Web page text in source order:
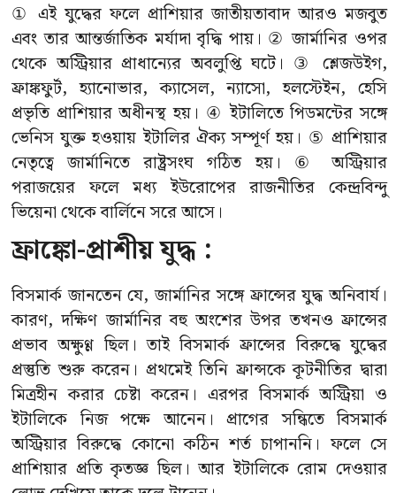
① এই যুদ্ধের ফলে প্রাশিয়ার জাতীয়তাবাদ আরও মজবুত
এবং তার আন্তর্জাতিক মর্যাদা বৃদ্ধি পায়। ② জার্মানির ওপর
থেকে অস্ট্রিয়ার প্রাধান্যের অবলুপ্তি ঘটে। ③ শ্লেজউইগ,
ফ্রাঙ্কফুর্ট, হ্যানোভার, ক্যাসেল, ন্যাসো, হলস্টেইন, হেসি
প্রভৃতি প্রাশিয়ার অধীনস্থ হয়। ④ ইটালিতে পিডমন্টের সঙ্গে
ভেনিস যুক্ত হওয়ায় ইটালির ঐক্য সম্পূর্ণ হয়। ⑤ প্রাশিয়ার
নেতৃত্বে জার্মানিতে রাষ্ট্রসংঘ গঠিত হয়। ⑥ অস্ট্রিয়ার
পরাজয়ের ফলে মধ্য ইউরোপের রাজনীতির কেন্দ্রবিন্দু
ভিয়েনা থেকে বার্লিনে সরে আসে।
ফ্রাঙ্কো-প্রাশীয় যুদ্ধ :
বিসমার্ক জানতেন যে, জার্মানির সঙ্গে ফ্রান্সের যুদ্ধ অনিবার্য।
কারণ, দক্ষিণ জার্মানির বহু অংশের উপর তখনও ফ্রান্সের
প্রভাব অক্ষুণ্ণ ছিল। তাই বিসমার্ক ফ্রান্সের বিরুদ্ধে যুদ্ধের
প্রস্তুতি শুরু করেন। প্রথমেই তিনি ফ্রান্সকে কূটনীতির দ্বারা
মিত্রহীন করার চেষ্টা করেন। এরপর বিসমার্ক অস্ট্রিয়া ও
ইটালিকে নিজ পক্ষে আনেন। প্রাগের সন্ধিতে বিসমার্ক
অস্ট্রিয়ার বিরুদ্ধে কোনো কঠিন শর্ত চাপাননি। ফলে সে
প্রাশিয়ার প্রতি কৃতজ্ঞ ছিল। আর ইটালিকে রোম দেওয়ার